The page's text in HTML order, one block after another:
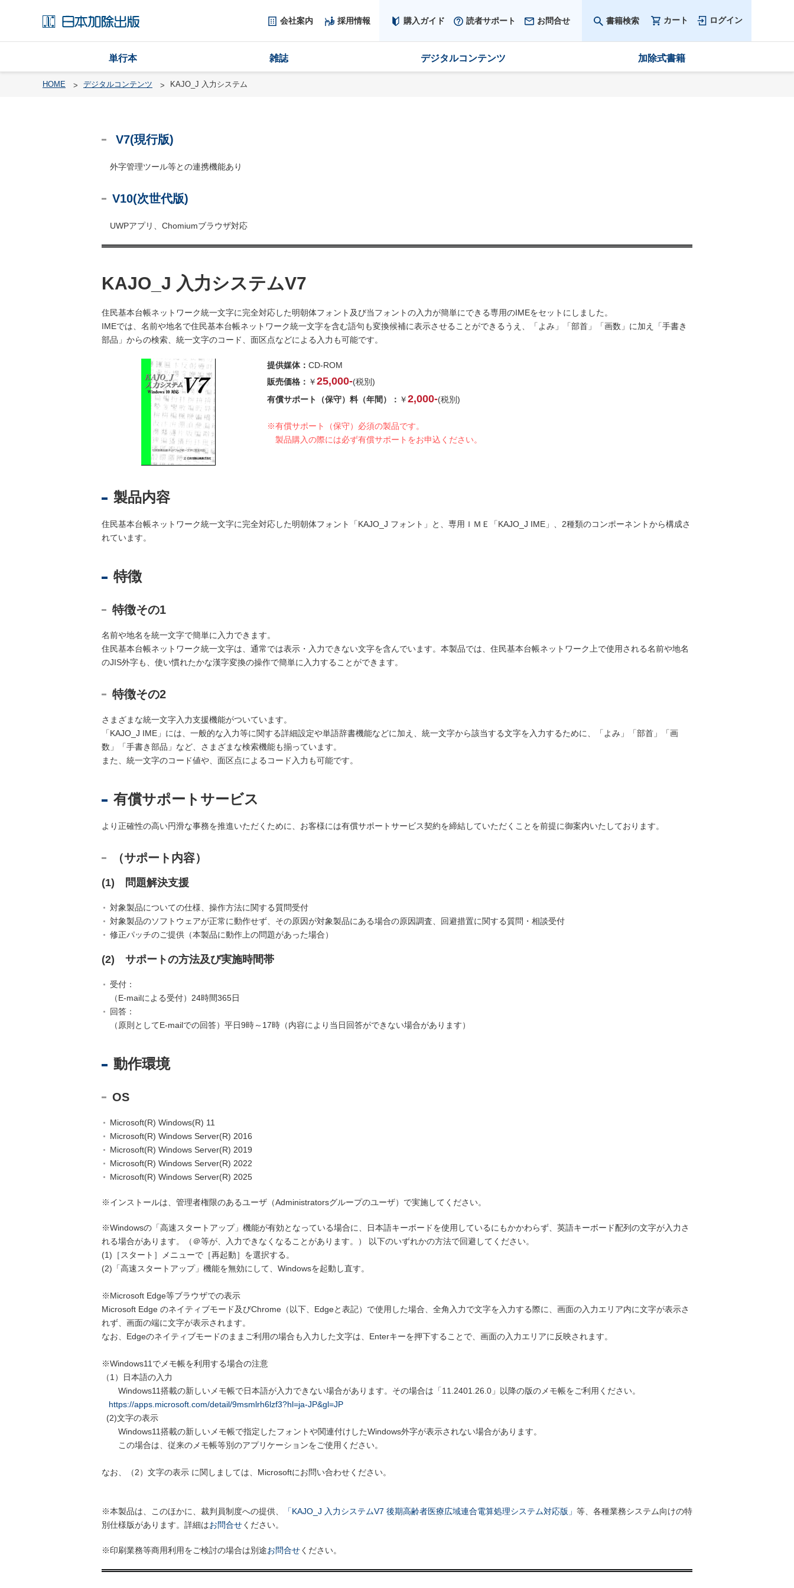
購入ガイド 読者サポート お問合せ 書籍検索 カート ログイン
会社案内 採用情報
単行本
籍
渉
籍
国
籍
ジ
ス
ラ
ー
・
文
動
記
境
界
・
図
・
測
量
商
業
法
人
記
供
託
出
国
・
住
民
本
帳
事
務
教
・
学
校
会
保
障
・
社
会
福
自
・
地
方
治
雑誌 デジタルコンテンツ 加除式書籍
HOME デジタルコンテンツ KAJO_J 入力システム
V7(現行版)
外字管理ツール等との連携機能あり
V10(次世代版)
UWPアプリ、Chomiumブラウザ対応
KAJO_J 入力システムV7
住民基本台帳ネットワーク統一文字に完全対応した明朝体フォント及び当フォントの入力が簡単にできる専用のIMEをセットにしました。
IMEでは、名前や地名で住民基本台帳ネットワーク統一文字を含む語句も変換候補に表示させることができるうえ、「よみ」「部首」「画数」に加え「手書き
部品」からの検索、統一文字のコード、面区点などによる入力も可能です。
提供媒体： CD-ROM
販売価格： ￥25,000-(税別)
有償サポート（保守）料（年間）： ￥2,000-(税別)
※有償サポート（保守）必須の製品です。
製品購入の際には必ず有償サポートをお申込ください。
製品内容
住民基本台帳ネットワーク統一文字に完全対応した明朝体フォント「KAJO_J フォント」と、専用ＩＭＥ「KAJO_J IME」、2種類のコンポーネントから構成さ
れています。
特徴
特徴その1
名前や地名を統一文字で簡単に入力できます。
住民基本台帳ネットワーク統一文字は、通常では表示・入力できない文字を含んでいます。本製品では、住民基本台帳ネットワーク上で使用される名前や地名
のJIS外字も、使い慣れたかな漢字変換の操作で簡単に入力することができます。
特徴その2
さまざまな統一文字入力支援機能がついています。
「KAJO_J IME」には、一般的な入力等に関する詳細設定や単語辞書機能などに加え、統一文字から該当する文字を入力するために、「よみ」「部首」「画
数」「手書き部品」など、さまざまな検索機能も揃っています。
また、統一文字のコード値や、面区点によるコード入力も可能です。
有償サポートサービス
より正確性の高い円滑な事務を推進いただくために、お客様には有償サポートサービス契約を締結していただくことを前提に御案内いたしております。
（サポート内容）
(1) 問題解決支援
対象製品についての仕様、操作方法に関する質問受付
対象製品のソフトウェアが正常に動作せず、その原因が対象製品にある場合の原因調査、回避措置に関する質問・相談受付
修正パッチのご提供（本製品に動作上の問題があった場合）
(2) サポートの方法及び実施時間帯
受付：
（E-mailによる受付）24時間365日
回答：
（原則としてE-mailでの回答）平日9時～17時（内容により当日回答ができない場合があります）
動作環境
OS
Microsoft(R) Windows(R) 11
Microsoft(R) Windows Server(R) 2016
Microsoft(R) Windows Server(R) 2019
Microsoft(R) Windows Server(R) 2022
Microsoft(R) Windows Server(R) 2025
※インストールは、管理者権限のあるユーザ（Administratorsグループのユーザ）で実施してください。
※Windowsの「高速スタートアップ」機能が有効となっている場合に、日本語キーボードを使用しているにもかかわらず、英語キーボード配列の文字が入力さ
れる場合があります。（＠等が、入力できなくなることがあります。） 以下のいずれかの方法で回避してください。
(1)［スタート］メニューで［再起動］を選択する。
(2)「高速スタートアップ」機能を無効にして、Windowsを起動し直す。
※Microsoft Edge等ブラウザでの表示
Microsoft Edge のネイティブモード及びChrome（以下、Edgeと表記）で使用した場合、全角入力で文字を入力する際に、画面の入力エリア内に文字が表示さ
れず、画面の端に文字が表示されます。
なお、Edgeのネイティブモードのままご利用の場合も入力した文字は、Enterキーを押下することで、画面の入力エリアに反映されます。
※Windows11でメモ帳を利用する場合の注意
（1）日本語の入力
Windows11搭載の新しいメモ帳で日本語が入力できない場合があります。その場合は「11.2401.26.0」以降の版のメモ帳をご利用ください。
https://apps.microsoft.com/detail/9msmlrh6lzf3?hl=ja-JP&gl=JP
(2)文字の表示
Windows11搭載の新しいメモ帳で指定したフォントや関連付けしたWindows外字が表示されない場合があります。
この場合は、従来のメモ帳等別のアプリケーションをご使用ください。
なお、（2）文字の表示 に関しましては、Microsoftにお問い合わせください。
※本製品は、このほかに、裁判員制度への提供、 「KAJO_J 入力システムV7 後期高齢者医療広域連合電算処理システム対応版」 等、各種業務システム向けの特
別仕様版があります。詳細はお問合せください。
※印刷業務等商用利用をご検討の場合は別途お問合せください。